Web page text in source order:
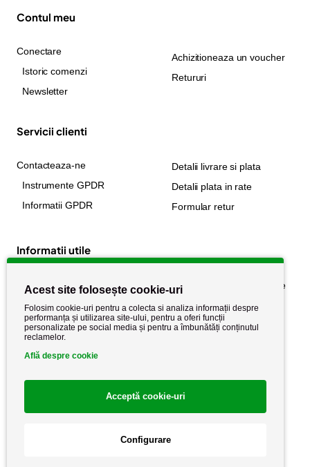
Contul meu
Conectare
Istoric comenzi
Newsletter
Achizitioneaza un voucher
Retururi
Servicii clienti
Contacteaza-ne
Instrumente GPDR
Informatii GPDR
Detalii livrare si plata
Detalii plata in rate
Formular retur
Informatii utile
Despre noi
Stiri si noutati
Politica de cookie
Politica de confidențialitate
Politica de retur
Termeni si conditii
Acest site folosește cookie-uri
Folosim cookie-uri pentru a colecta si analiza informații despre
performanța și utilizarea site-ului, pentru a oferi funcții
personalizate pe social media și pentru a îmbunătăți conținutul
reclamelor.
Află despre cookie
Acceptă cookie-uri
Configurare